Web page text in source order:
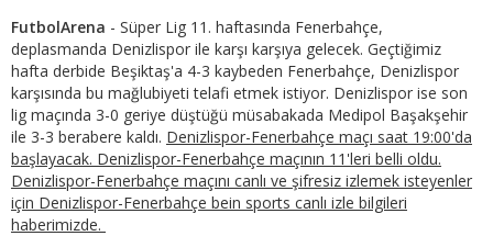
FutbolArena - Süper Lig 11. haftasında Fenerbahçe,
deplasmanda Denizlispor ile karşı karşıya gelecek. Geçtiğimiz
hafta derbide Beşiktaş'a 4-3 kaybeden Fenerbahçe, Denizlispor
karşısında bu mağlubiyeti telafi etmek istiyor. Denizlispor ise son
lig maçında 3-0 geriye düştüğü müsabakada Medipol Başakşehir
ile 3-3 berabere kaldı. Denizlispor-Fenerbahçe maçı saat 19:00'da
başlayacak. Denizlispor-Fenerbahçe maçının 11'leri belli oldu.
Denizlispor-Fenerbahçe maçını canlı ve şifresiz izlemek isteyenler
için Denizlispor-Fenerbahçe bein sports canlı izle bilgileri
haberimizde.